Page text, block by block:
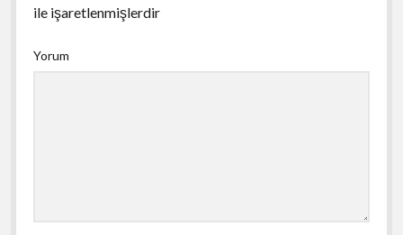
ile işaretlenmişlerdir
Yorum